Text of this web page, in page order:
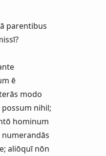
parentibus
ē
modo
nihil;
hominum
aliōquī nōn